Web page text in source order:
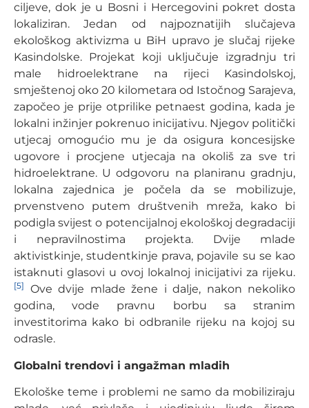
ciljeve, dok je u Bosni i Hercegovini pokret dosta
lokaliziran. Jedan od najpoznatijih slučajeva
ekološkog aktivizma u BiH upravo je slučaj rijeke
Kasindolske. Projekat koji uključuje izgradnju tri
male hidroelektrane na rijeci Kasindolskoj,
smještenoj oko 20 kilometara od Istočnog Sarajeva,
započeo je prije otprilike petnaest godina, kada je
lokalni inžinjer pokrenuo inicijativu. Njegov politički
utjecaj omogućio mu je da osigura koncesijske
ugovore i procjene utjecaja na okoliš za sve tri
hidroelektrane. U odgovoru na planiranu gradnju,
lokalna zajednica je počela da se mobilizuje,
prvenstveno putem društvenih mreža, kako bi
podigla svijest o potencijalnoj ekološkoj degradaciji
i nepravilnostima projekta. Dvije mlade
aktivistkinje, studentkinje prava, pojavile su se kao
istaknuti glasovi u ovoj lokalnoj inicijativi za rijeku.
[5]
Ove dvije mlade žene i dalje, nakon nekoliko
godina, vode pravnu borbu sa stranim
investitorima kako bi odbranile rijeku na kojoj su
odrasle.
Globalni trendovi i angažman mladih
Ekološke teme i problemi ne samo da mobiliziraju